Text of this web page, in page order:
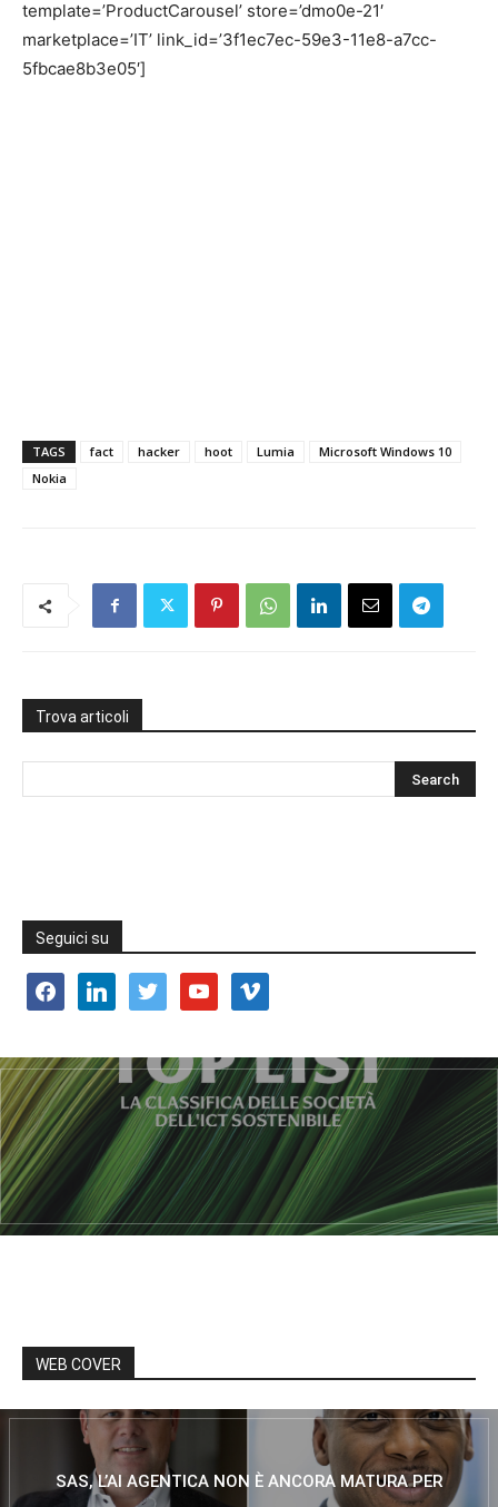
template=’ProductCarousel’ store=’dmo0e-21′
marketplace=’IT’ link_id=’3f1ec7ec-59e3-11e8-a7cc-
5fbcae8b3e05′]
TAGS fact hacker hoot Lumia
Microsoft Windows 10
Nokia
Trova articoli
Seguici su
facebooklinkedin twitter youtube vimeo
WEB COVER
SAS, L’AI AGENTICA NON È ANCORA MATURA PER